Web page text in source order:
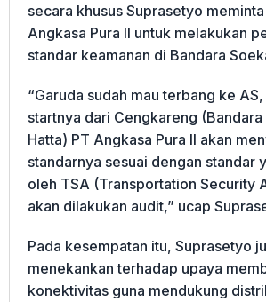
secara khusus Suprasetyo
Angkasa Pura II untuk melakukan
standar keamanan di Bandara
“Garuda sudah mau terbang ke
startnya dari Cengkareng
Hatta) PT Angkasa Pura II akan
standarnya sesuai dengan standar
oleh TSA (Transportation Security
akan dilakukan audit,” ucap
Pada kesempatan itu, Suprasetyo
menekankan terhadap upaya
konektivitas guna mendukung